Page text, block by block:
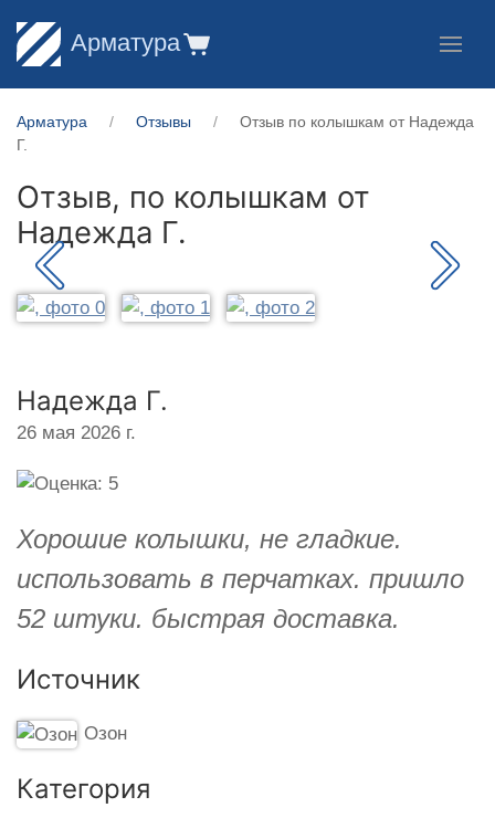
Арматура
Арматура Отзывы
Отзыв по колышкам от Надежда
Г.
Отзыв, по колышкам от
Надежда Г.
Надежда Г.
26 мая 2026 г.
Хорошие колышки, не гладкие.
использовать в перчатках. пришло
52 штуки. быстрая доставка.
Источник
Озон
Категория